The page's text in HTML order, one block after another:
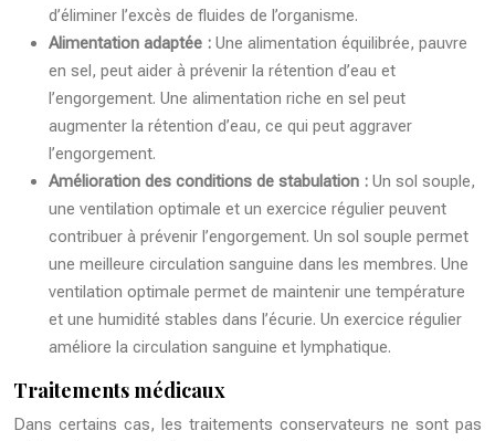
d’éliminer l’excès de fluides de l’organisme.
Alimentation adaptée : Une alimentation équilibrée, pauvre
en sel, peut aider à prévenir la rétention d’eau et
l’engorgement. Une alimentation riche en sel peut
augmenter la rétention d’eau, ce qui peut aggraver
l’engorgement.
Amélioration des conditions de stabulation : Un sol souple,
une ventilation optimale et un exercice régulier peuvent
contribuer à prévenir l’engorgement. Un sol souple permet
une meilleure circulation sanguine dans les membres. Une
ventilation optimale permet de maintenir une température
et une humidité stables dans l’écurie. Un exercice régulier
améliore la circulation sanguine et lymphatique.
Traitements médicaux
Dans certains cas, les traitements conservateurs ne sont pas